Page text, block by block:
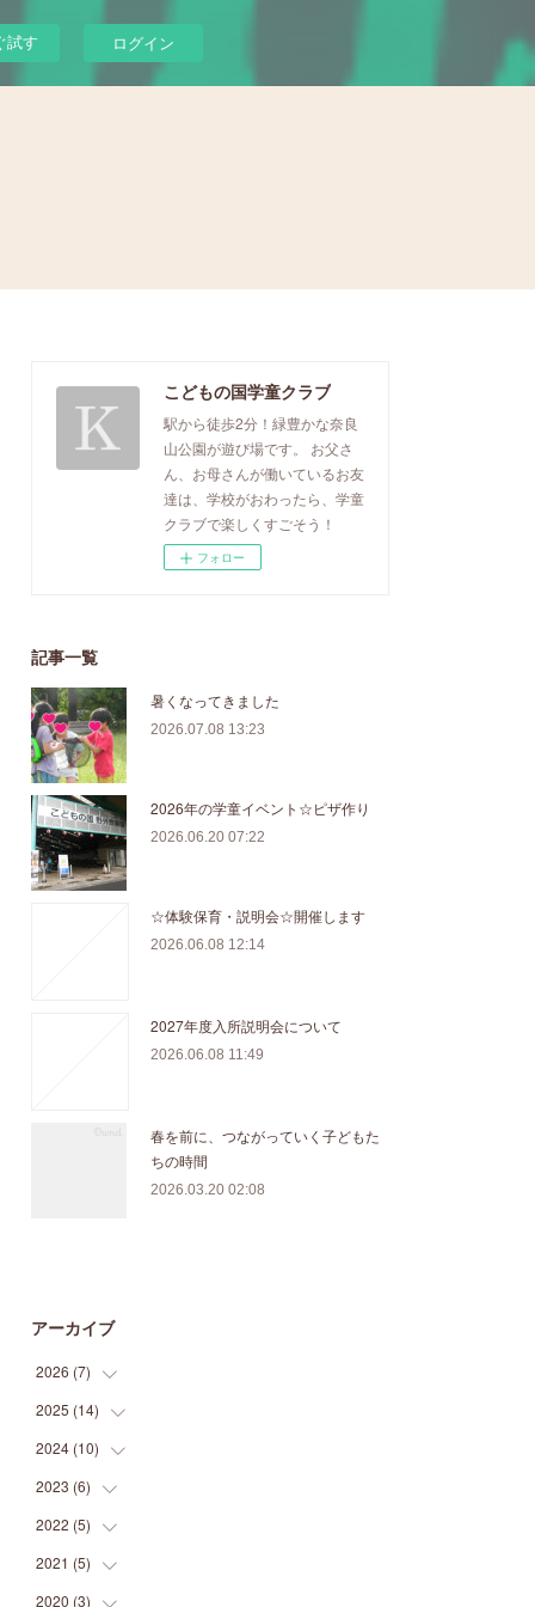
試す ログイン
こどもの国学童クラブ
駅から徒歩2分！緑豊かな奈良
山公園が遊び場です。 お父さ
ん、お母さんが働いているお友
達は、学校がおわったら、学童
クラブで楽しくすごそう！
フォロー
記事一覧
暑くなってきました
2026.07.08 13:23
2026年の学童イベント☆ピザ作り
2026.06.20 07:22
☆体験保育・説明会☆開催します
2026.06.08 12:14
2027年度入所説明会について
2026.06.08 11:49
春を前に、つながっていく子どもた
ちの時間
2026.03.20 02:08
アーカイブ
2026 (7)
(1
(3
(
)
(
)
(
)
2025 (14)
(1
(
)
(
)
(
)
(
)
2024 (10)
(
)
(
)
(
)
(
)
2023 (6)
(
)
(
)
(
)
2022 (5)
(
)
(
)
2021 (5)
(
)
2020 (3)